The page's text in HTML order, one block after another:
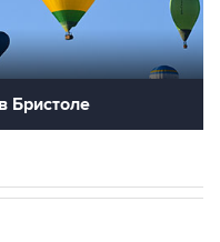
Бристоле